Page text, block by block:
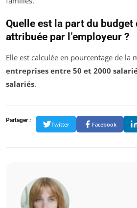
Quelle est la part du
attribuée par l’employeur ?
Elle est calculée en pourcentage de la
entreprises entre 50 et 2000
salariés.
Partager :
Twitter Facebook